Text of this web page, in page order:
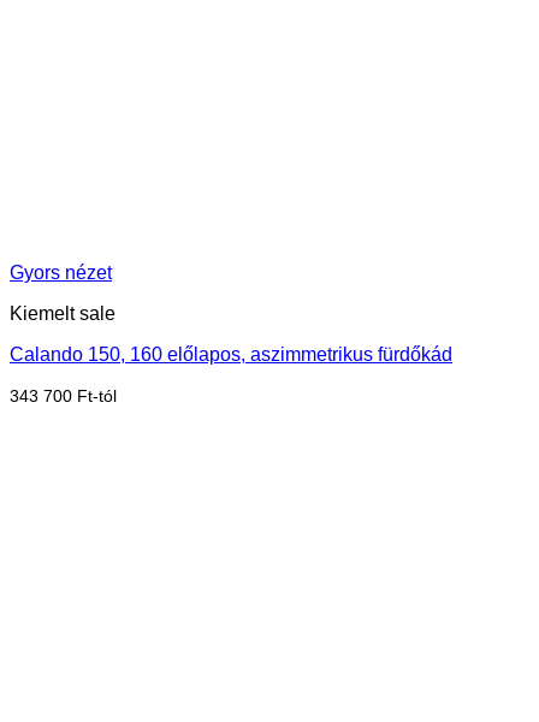
Gyors nézet
Kiemelt sale
Calando 150, 160 előlapos, aszimmetrikus fürdőkád
343 700 Ft